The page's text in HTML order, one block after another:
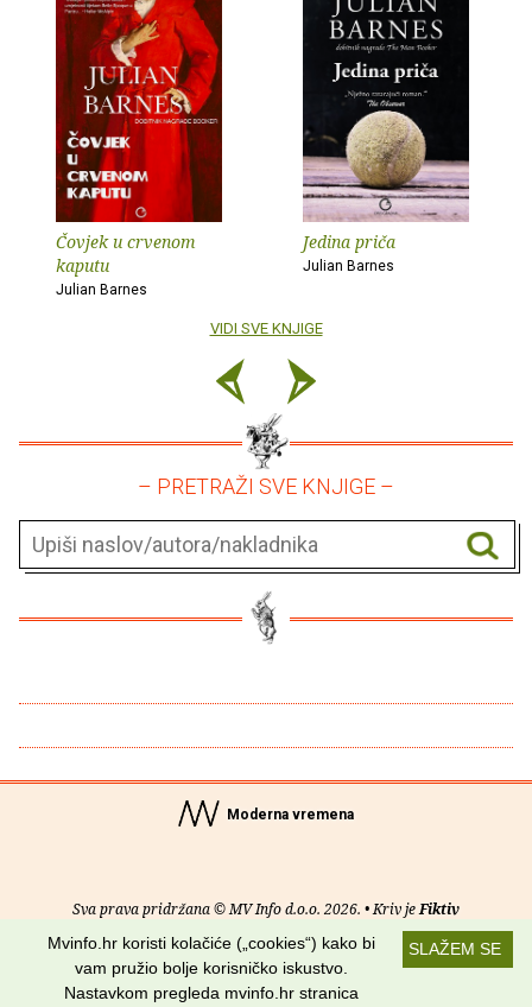
Čovjek u crvenom
kaputu
Julian Barnes
Jedina priča
Julian Barnes
VIDI SVE KNJIGE
– PRETRAŽI SVE KNJIGE –
Moderna vremena
Sva prava pridržana © MV Info d.o.o. 2026. • Kriv jeFiktiv
Uvjeti korištenja RSS kanali
Potraži nas na:
SLAŽEM SE
Mvinfo.hr koristi kolačiće („cookies“) kako bi
vam pružio bolje korisničko iskustvo.
Nastavkom pregleda mvinfo.hr stranica